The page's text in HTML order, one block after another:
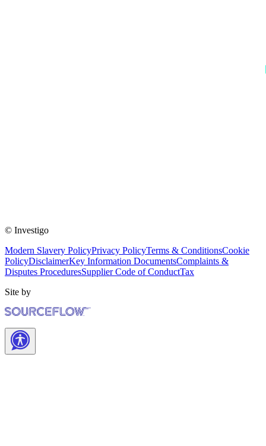
© Investigo
Modern Slavery PolicyPrivacy PolicyTerms & ConditionsCookie
PolicyDisclaimerKey Information DocumentsComplaints &
Disputes ProceduresSupplier Code of ConductTax
Site by